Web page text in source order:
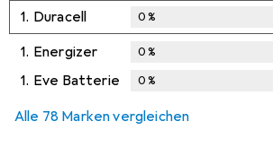
1. Duracell 0%
1. Energizer 0%
1. Eve Batterie 0%
Alle 78 Marken vergleichen